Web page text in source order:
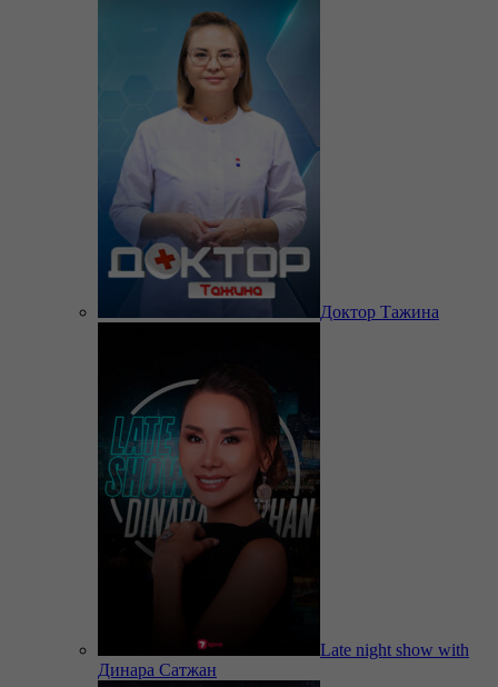
Доктор Тажина
Late night show with
Динара Сатжан